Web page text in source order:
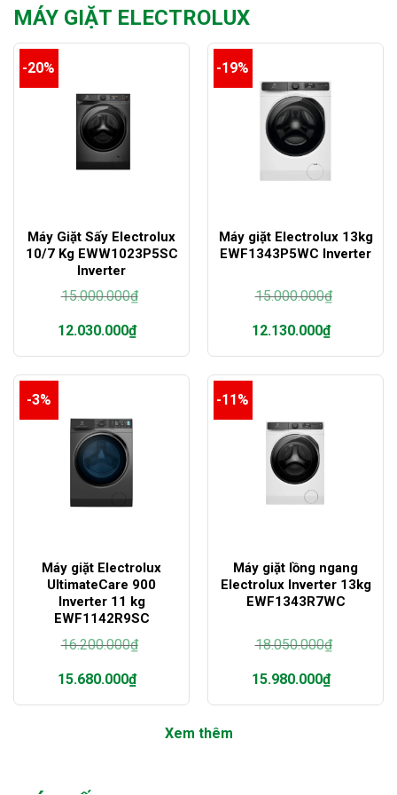
MÁY GIẶT ELECTROLUX
-20%
Máy Giặt Sấy Electrolux
10/7 Kg EWW1023P5SC
Inverter
15.000.000₫
Giá
gốc
là:
12.030.000₫
Giá
hiện
12.030.000₫.
-19%
Máy giặt Electrolux 13kg
EWF1343P5WC Inverter
15.000.000₫
Giá
gốc
là:
12.130.000₫
Giá
hiện
12.130.000₫.
-3%
Máy giặt Electrolux
UltimateCare 900
Inverter 11 kg
EWF1142R9SC
16.200.000₫
gốc
là:
15.680.000₫
Giá
-11%
Máy giặt lồng ngang
Electrolux Inverter 13kg
EWF1343R7WC
18.050.000₫
gốc
là:
15.980.000₫
Giá
Xem thêm